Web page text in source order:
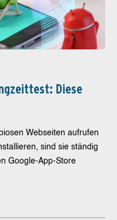
Diese
Webseiten aufrufen
sind sie ständig
Google-App-Store